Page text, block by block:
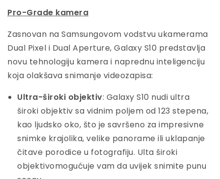
Pro-Grade kamera
Zasnovan na Samsungovom vodstvu ukamerama
Dual Pixel i Dual Aperture, Galaxy S10 predstavlja
novu tehnologiju kamera i naprednu inteligenciju
koja olakšava snimanje videozapisa:
Ultra-široki objektiv: Galaxy S10 nudi ultra
široki objektiv sa vidnim poljem od 123 stepena,
kao ljudsko oko, što je savršeno za impresivne
snimke krajolika, velike panorame ili uklapanje
čitave porodice u fotografiju. Ulta široki
objektivomogućuje vam da uvijek snimite punu